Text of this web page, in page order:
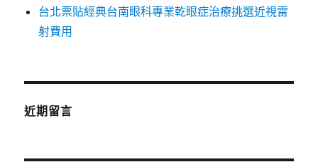
台北票貼經典台南眼科專業乾眼症治療挑選近視雷
射費用
近期留言